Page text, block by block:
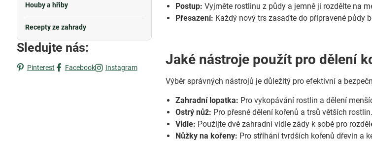
Postup: Vyjměte rostlinu z půdy a jemně ji rozdělte na
Přesazení: Každý nový trs zasaďte do připravené půdy
Jaké nástroje použít pro dělení
Výběr správných nástrojů je důležitý pro efektivní a
Zahradní lopatka: Pro vykopávání rostlin a dělení
Ostrý nůž: Pro přesné dělení kořenů a trsů větších rostlin.
Vidle: Použijte dvě zahradní vidle zády k sobě pro
Nůžky na kořeny: Pro stříhání tvrdších kořenů dřevin a
Houby a hřiby
Recepty ze zahrady
Sledujte nás:
Pinterest Facebook Instagram